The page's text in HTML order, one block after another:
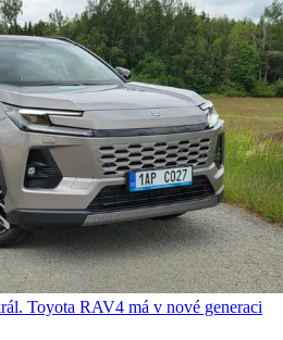
Toyota RAV4 má v nové generaci